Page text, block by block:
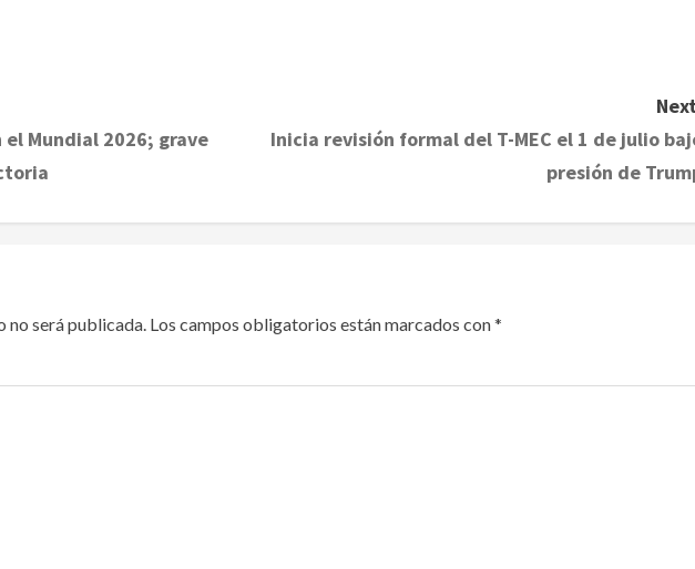
Mundial 2026; grave
Inicia revisión formal del T-MEC el 1 de julio
presión de
no será publicada. Los campos obligatorios están marcados con*